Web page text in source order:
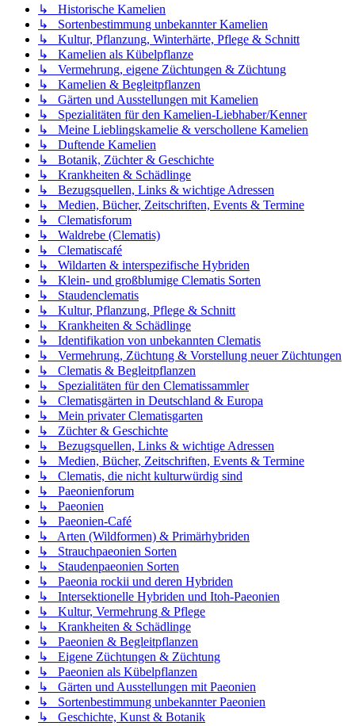
↳ Historische Kamelien
↳ Sortenbestimmung unbekannter Kamelien
↳ Kultur, Pflanzung, Winterhärte, Pflege & Schnitt
↳ Kamelien als Kübelpflanze
↳ Vermehrung, eigene Züchtungen & Züchtung
↳ Kamelien & Begleitpflanzen
↳ Gärten und Ausstellungen mit Kamelien
↳ Spezialitäten für den Kamelien-Liebhaber/Kenner
↳ Meine Lieblingskamelie & verschollene Kamelien
↳ Duftende Kamelien
↳ Botanik, Züchter & Geschichte
↳ Krankheiten & Schädlinge
↳ Bezugsquellen, Links & wichtige Adressen
↳ Medien, Bücher, Zeitschriften, Events & Termine
↳ Clematisforum
↳ Waldrebe (Clematis)
↳ Clematiscafé
↳ Wildarten & interspezifische Hybriden
↳ Klein- und großblumige Clematis Sorten
↳ Staudenclematis
↳ Kultur, Pflanzung, Pflege & Schnitt
↳ Krankheiten & Schädlinge
↳ Identifikation von unbekannten Clematis
↳ Vermehrung, Züchtung & Vorstellung neuer Züchtungen
↳ Clematis & Begleitpflanzen
↳ Spezialitäten für den Clematissammler
↳ Clematisgärten in Deutschland & Europa
↳ Mein privater Clematisgarten
↳ Züchter & Geschichte
↳ Bezugsquellen, Links & wichtige Adressen
↳ Medien, Bücher, Zeitschriften, Events & Termine
↳ Clematis, die nicht kulturwürdig sind
↳ Paeonienforum
↳ Paeonien
↳ Paeonien-Café
↳ Arten (Wildformen) & Primärhybriden
↳ Strauchpaeonien Sorten
↳ Staudenpaeonien Sorten
↳ Paeonia rockii und deren Hybriden
↳ Intersektionelle Hybriden und Itoh-Paeonien
↳ Kultur, Vermehrung & Pflege
↳ Krankheiten & Schädlinge
↳ Paeonien & Begleitpflanzen
↳ Eigene Züchtungen & Züchtung
↳ Paeonien als Kübelpflanzen
↳ Gärten und Ausstellungen mit Paeonien
↳ Sortenbestimmung unbekannter Paeonien
↳ Geschichte, Kunst & Botanik